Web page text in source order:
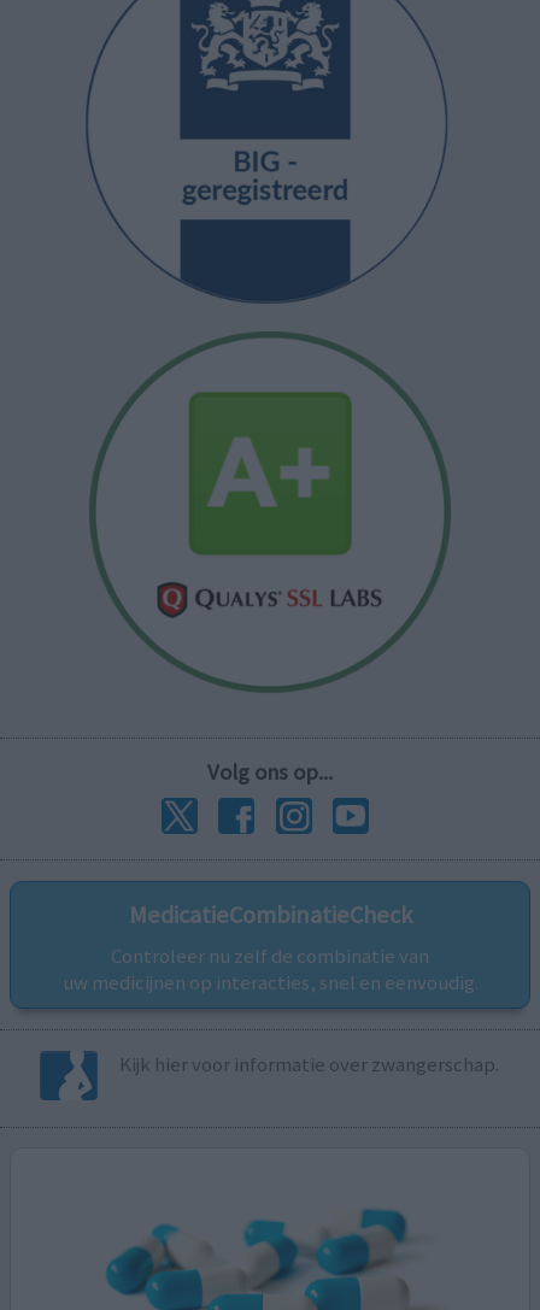
Volg ons op...
MedicatieCombinatieCheck
Controleer nu zelf de combinatie van
uw medicijnen op interacties, snel en eenvoudig.
Kijk hier voor informatie over zwangerschap.